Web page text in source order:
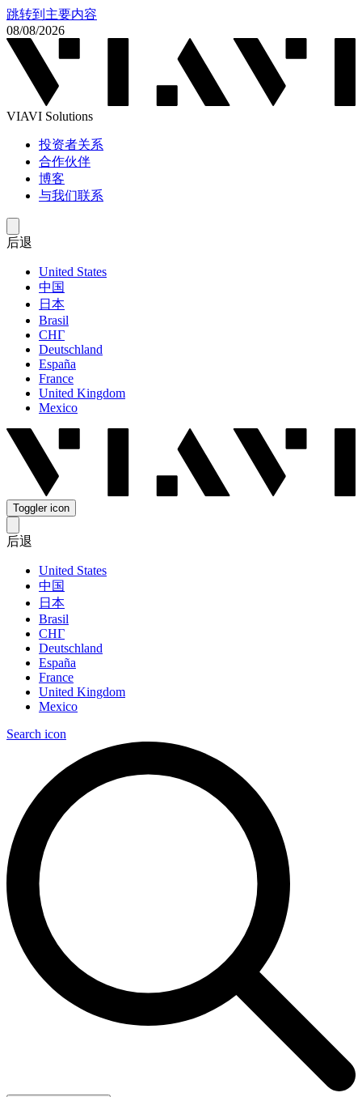
跳转到主要内容
08/08/2026
VIAVI Solutions
投资者关系
合作伙伴
博客
与我们联系
后退
United States
中国
日本
Brasil
СНГ
Deutschland
España
France
United Kingdom
Mexico
Toggler icon
后退
United States
中国
日本
Brasil
СНГ
Deutschland
España
France
United Kingdom
Mexico
Search icon